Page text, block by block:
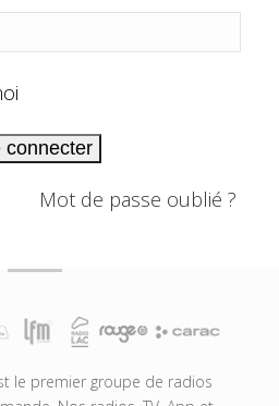
connecter
Mot de passe oublié ?
le premier groupe de radios